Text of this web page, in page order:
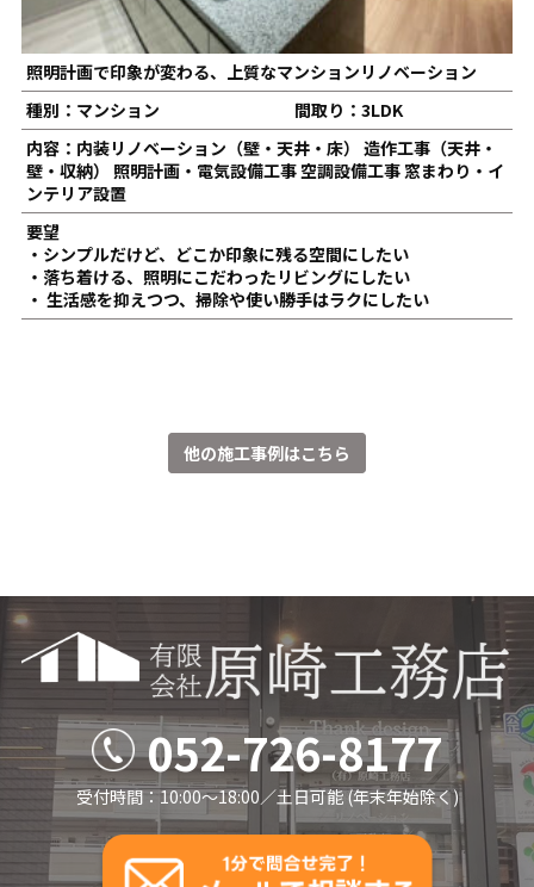
照明計画で印象が変わる、上質なマンションリノベーション
種別：マンション
間取り：3LDK
内容：内装リノベーション（壁・天井・床） 造作工事（天井・
壁・収納） 照明計画・電気設備工事 空調設備工事 窓まわり・イ
ンテリア設置
要望
・シンプルだけど、どこか印象に残る空間にしたい
・落ち着ける、照明にこだわったリビングにしたい
・ 生活感を抑えつつ、掃除や使い勝手はラクにしたい
他の施工事例はこちら
052-726-8177
受付時間：10:00～18:00／⼟⽇可能 (年末年始除く)